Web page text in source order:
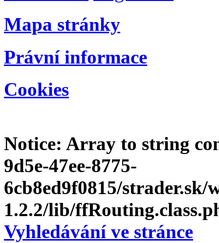
Mapa stránky
Právní informace
Cookies
Notice: Array to string
9d5e-47ee-8775-
6cb8ed9f0815/
1.2.2/lib/
Vyhledávání ve stránce